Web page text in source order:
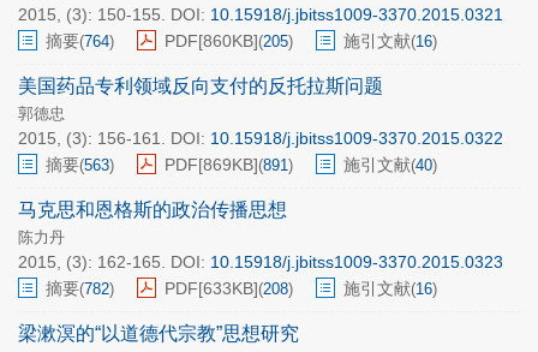
2015, (3): 150-155. DOI: 10.15918/j.jbitss1009-3370.2015.0321
摘要(764) PDF[860KB](205) 施引文献(16)
美国药品专利领域反向支付的反托拉斯问题
郭德忠
2015, (3): 156-161. DOI: 10.15918/j.jbitss1009-3370.2015.0322
摘要(563) PDF[869KB](891) 施引文献(40)
马克思和恩格斯的政治传播思想
陈力丹
2015, (3): 162-165. DOI: 10.15918/j.jbitss1009-3370.2015.0323
摘要(782) PDF[633KB](208) 施引文献(16)
梁漱溟的“以道德代宗教”思想研究